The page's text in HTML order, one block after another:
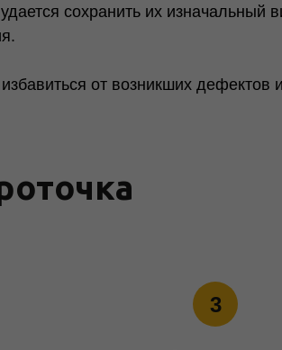
сохранить их
от возникших дефектов